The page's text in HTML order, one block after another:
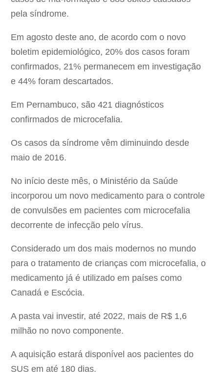
pela síndrome.
Em agosto deste ano, de acordo com o novo
boletim epidemiológico, 20% dos casos foram
confirmados, 21% permanecem em investigação
e 44% foram descartados.
Em Pernambuco, são 421 diagnósticos
confirmados de microcefalia.
Os casos da síndrome vêm diminuindo desde
maio de 2016.
No início deste mês, o Ministério da Saúde
incorporou um novo medicamento para o controle
de convulsões em pacientes com microcefalia
decorrente de infecção pelo vírus.
Considerado um dos mais modernos no mundo
para o tratamento de crianças com microcefalia, o
medicamento já é utilizado em países como
Canadá e Escócia.
A pasta vai investir, até 2022, mais de R$ 1,6
milhão no novo componente.
A aquisição estará disponível aos pacientes do
SUS em até 180 dias.